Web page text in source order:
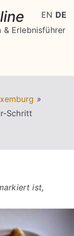
& Erlebnisführer
»
Schritt
ist,
EN DE